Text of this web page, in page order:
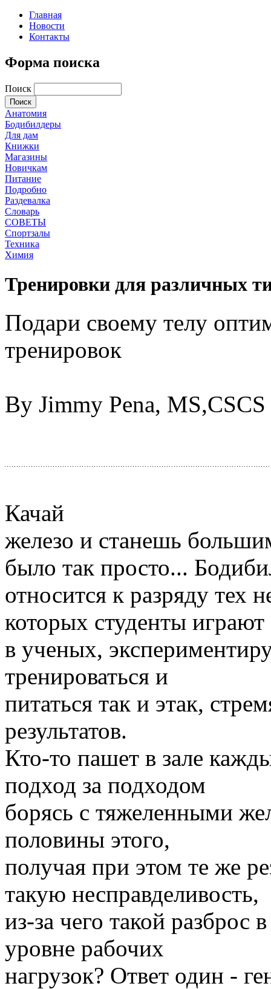
Главная
Новости
Контакты
Форма поиска
Поиск
Анатомия
Бодибилдеры
Для дам
Книжки
Магазины
Новичкам
Питание
Подробно
Раздевалка
Словарь
СОВЕТЫ
Спортзалы
Техника
Химия
Тренировки для различных
Подари своему телу
тренировок
By Jimmy Pena, MS,CSCS
Качай
железо и станешь
было так просто...
относится к разряду тех
которых студенты играют
в ученых,
тренироваться и
питаться так и этак,
результатов.
Кто-то пашет в зале
подход за подходом
борясь с тяжеленными
половины этого,
получая при этом те же
такую несправделивость,
из-за чего такой разброс
уровне рабочих
нагрузок? Ответ один -